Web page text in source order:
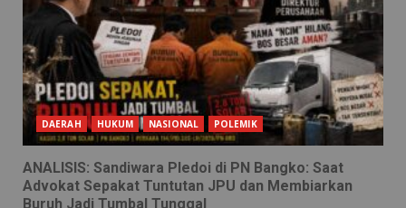
DAERAH HUKUM NASIONAL POLEMIK
ANALISIS: Sandiwara Pledoi di PN Bangko: Saat
Advokat Sepakat Tuntutan JPU dan Membiarkan
Buruh Jadi Tumbal Tunggal